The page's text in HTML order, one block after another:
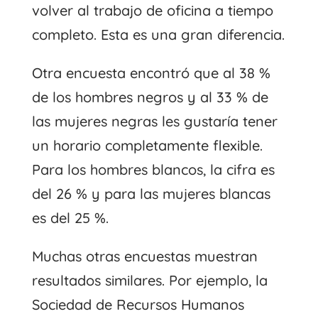
volver al trabajo de oficina a tiempo
completo. Esta es una gran diferencia.
Otra encuesta encontró que al 38 %
de los hombres negros y al 33 % de
las mujeres negras les gustaría tener
un horario completamente flexible.
Para los hombres blancos, la cifra es
del 26 % y para las mujeres blancas
es del 25 %.
Muchas otras encuestas muestran
resultados similares. Por ejemplo, la
Sociedad de Recursos Humanos